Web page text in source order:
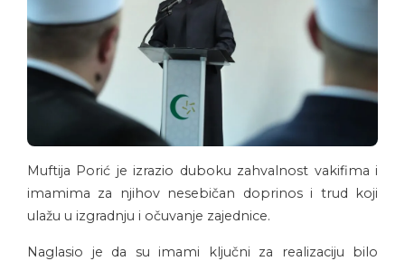
Muftija Porić je izrazio duboku zahvalnost vakifima i
imamima za njihov nesebičan doprinos i trud koji
ulažu u izgradnju i očuvanje zajednice.
Naglasio je da su imami ključni za realizaciju bilo